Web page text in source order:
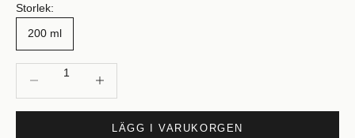
Storlek:
200 ml
Minska antal
LÄGG I VARUKORGEN